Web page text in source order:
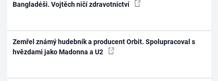
Bangladéši. Vojtěch ničí zdravotnictví
Zemřel známý hudebník a producent Orbit. Spolupracoval s
hvězdami jako Madonna a U2